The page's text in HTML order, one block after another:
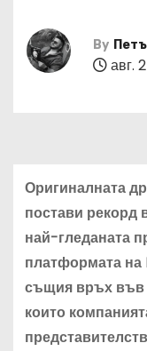
By
авг.
Оригиналната
постави рекорд
най-гледаната
платформата на
същия връх във
които